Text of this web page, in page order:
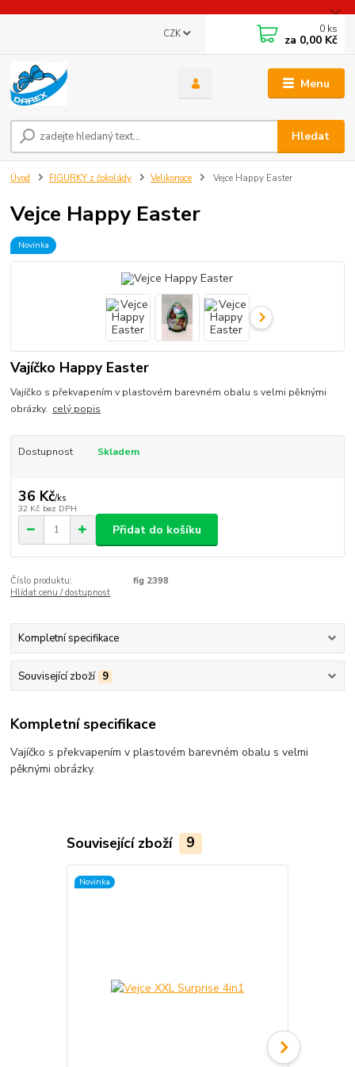
Menu
CZK
Hledat
0 ks
za 0,00 Kč
Úvod FIGURKY z čokolády Velikonoce Vejce Happy Easter
Vejce Happy Easter
Novinka
Vajíčko Happy Easter
Vajíčko s překvapením v plastovém barevném obalu s velmi pěknými
obrázky. celý popis
Dostupnost Skladem
36 Kč/ks
32 Kč bez DPH
Přidat do košíku
Číslo produktu:
fig 2398
Hlídat cenu / dostupnost
Kompletní specifikace
Související zboží 9
Kompletní specifikace
Vajíčko s překvapením v plastovém barevném obalu s velmi
pěknými obrázky.
Související zboží 9
Novinka